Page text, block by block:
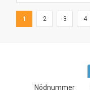
1 2 3 4
Nödnummer